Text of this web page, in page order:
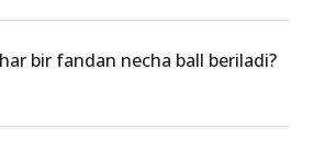
bir fandan necha ball beriladi?